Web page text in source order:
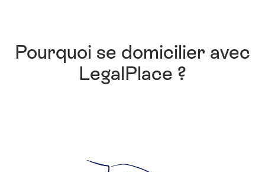
Pourquoi se domicilier avec
LegalPlace ?